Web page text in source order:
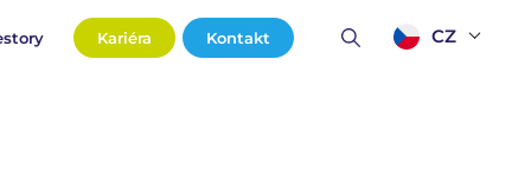
Kariéra Kontakt CZ